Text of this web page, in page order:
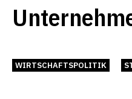
WIRTSCHAFTSPOLITIK